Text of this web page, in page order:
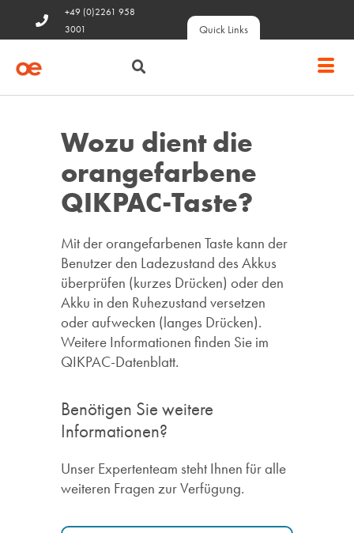
+49 (0)2261 958
3001
Quick Links
Wozu dient die
orangefarbene
QIKPAC-Taste?
Mit der orangefarbenen Taste kann der
Benutzer den Ladezustand des Akkus
überprüfen (kurzes Drücken) oder den
Akku in den Ruhezustand versetzen
oder aufwecken (langes Drücken).
Weitere Informationen finden Sie im
QIKPAC-Datenblatt.
Benötigen Sie weitere
Informationen?
Unser Expertenteam steht Ihnen für alle
weiteren Fragen zur Verfügung.